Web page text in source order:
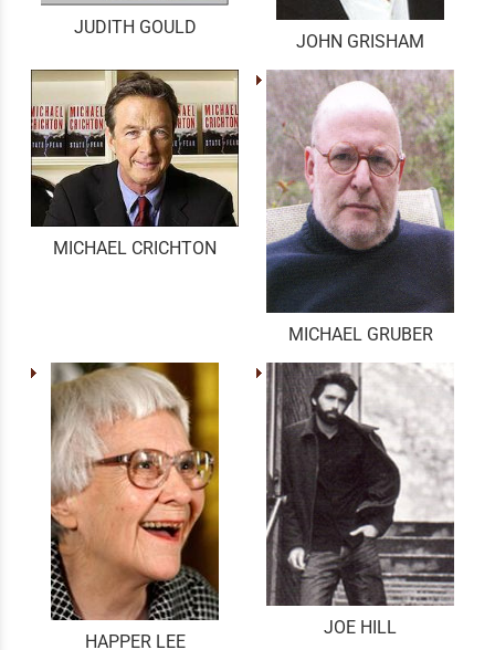
JUDITH GOULD
JOHN GRISHAM
MICHAEL CRICHTON
MICHAEL GRUBER
HAPPER LEE
JOE HILL